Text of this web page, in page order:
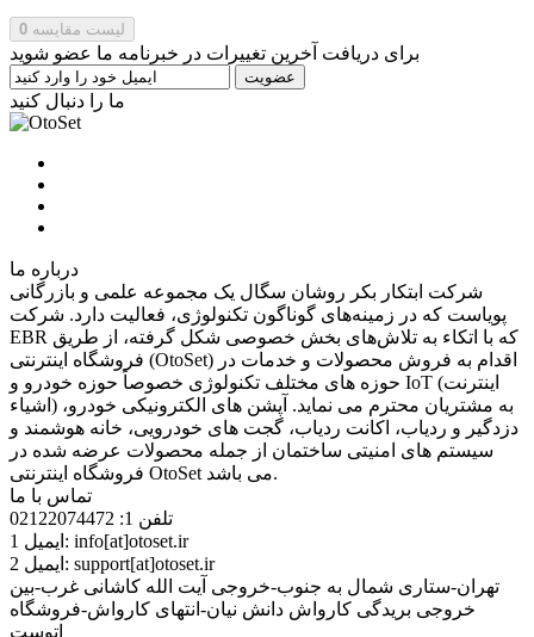
لیست مقایسه 0
برای دریافت آخرین تغییرات در خبرنامه ما عضو شوید
عضویت
ما را دنبال کنید
درباره ما
شرکت ابتکار بکر روشان سگال یک مجموعه‌ علمی و بازرگانی
پویاست كه در زمینه‌های گوناگون تکنولوژی، فعالیت دارد. شرکت
EBR که با اتکاء به تلاش‌های بخش خصوصی شکل گرفته، از طریق
فروشگاه اینترنتی (OtoSet) اقدام به فروش محصولات و خدمات در
حوزه های مختلف تکنولوژی خصوصاً حوزه خودرو و IoT (اینترنت
اشیاء) به مشتریان محترم می نماید. آپشن های الکترونیکی خودرو،
دزدگیر و ردیاب، اکانت ردیاب، گجت های خودرویی، خانه هوشمند و
سیستم های امنیتی ساختمان از جمله محصولات عرضه شده در
فروشگاه اینترنتی OtoSet می باشد.
تماس با ما
تلفن 1:
02122074472
ایمیل 1: info[at]otoset.ir
ایمیل 2: support[at]otoset.ir
تهران-ستاری شمال به جنوب-خروجی آیت الله کاشانی غرب-بین
خروجی بریدگی کارواش دانش نیان-انتهای کارواش-فروشگاه
اتوست